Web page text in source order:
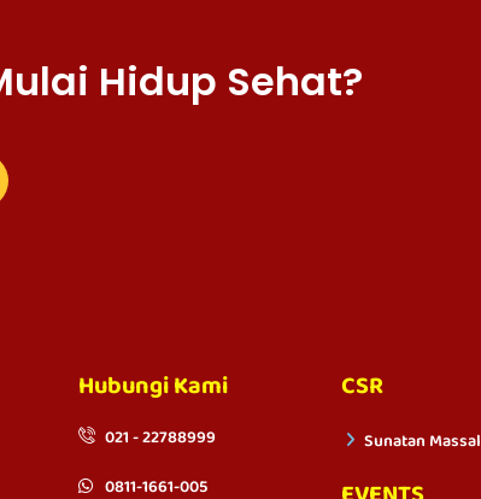
Hidup Sehat?
Hubungi Kami
021 - 22788999
0811-1661-005
CSR
Sunatan Massal